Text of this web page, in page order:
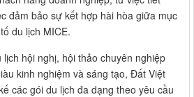
đảm bảo sự kết hợp hài hòa giữa mục
du lịch MICE.
hội nghị, hội thảo chuyên nghiệp
kinh nghiệm và sáng tạo, Đất Việt
các gói du lịch đa dạng theo yêu cầu